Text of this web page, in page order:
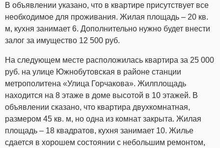
В объявлении указано, что в квартире присутствует все
необходимое для проживания. Жилая площадь – 20 кв.
м, кухня занимает 6. Дополнительно нужно будет внести
залог за имущество 12 500 руб.
На следующем месте расположилась квартира за 25 000
руб. на улице Южнобутовская в районе станции
метрополитена «Улица Горчакова». Жилплощадь
находится на 8 этаже в доме высотой в 10 этажей. В
объявлении сказано, что квартира двухкомнатная,
размером 45 кв. м, но одна из комнат закрыта. Жилая
площадь – 18 квадратов, кухня занимает 10. Жилье
сдается в хорошем состоянии с небольшим ремонтом,